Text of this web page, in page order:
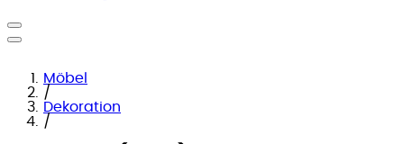
Möbel
/
Dekoration
/